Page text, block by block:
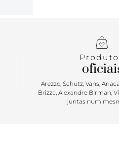
biqueira,
amarrar,
lateral
Sofi vem
shape
estruturado
recortes -
Arezzo, Schutz, Vans,
Brizza, Alexandre Birman,
juntas num